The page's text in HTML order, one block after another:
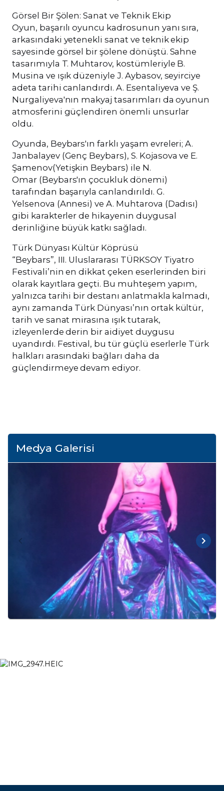
Görsel Bir Şölen: Sanat ve Teknik Ekip
Oyun, başarılı oyuncu kadrosunun yanı sıra,
arkasındaki yetenekli sanat ve teknik ekip
sayesinde görsel bir şölene dönüştü. Sahne
tasarımıyla T. Muhtarov, kostümleriyle B.
Musina ve ışık düzeniyle J. Aybasov, seyirciye
adeta tarihi canlandırdı. A. Esentaliyeva ve Ş.
Nurgaliyeva'nın makyaj tasarımları da oyunun
atmosferini güçlendiren önemli unsurlar
oldu.
Oyunda, Beybars'ın farklı yaşam evreleri; A.
Janbalayev (Genç Beybars), S. Kojasova ve E.
Şamenov(Yetişkin Beybars) ile N.
Omar (Beybars'ın çocukluk dönemi)
tarafından başarıyla canlandırıldı. G.
Yelsenova (Annesi) ve A. Muhtarova (Dadısı)
gibi karakterler de hikayenin duygusal
derinliğine büyük katkı sağladı.
Türk Dünyası Kültür Köprüsü
“Beybars”, III. Uluslararası TÜRKSOY Tiyatro
Festivali’nin en dikkat çeken eserlerinden biri
olarak kayıtlara geçti. Bu muhteşem yapım,
yalnızca tarihi bir destanı anlatmakla kalmadı,
aynı zamanda Türk Dünyası’nın ortak kültür,
tarih ve sanat mirasına ışık tutarak,
izleyenlerde derin bir aidiyet duygusu
uyandırdı. Festival, bu tür güçlü eserlerle Türk
halkları arasındaki bağları daha da
güçlendirmeye devam ediyor.
Medya Galerisi